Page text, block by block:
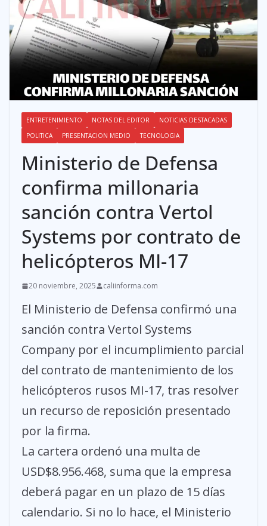
ENTRETENIMIENTO NOTAS DEL EDITOR
NOTICIAS DESTACADAS
POLITICA
PRESENTACION MEDIO TECNOLOGIA
Ministerio de Defensa
confirma millonaria
sanción contra Vertol
Systems por contrato de
helicópteros MI-17
20 noviembre, 2025 caliinforma.com
El Ministerio de Defensa confirmó una
sanción contra Vertol Systems
Company por el incumplimiento parcial
del contrato de mantenimiento de los
helicópteros rusos MI-17, tras resolver
un recurso de reposición presentado
por la firma.
La cartera ordenó una multa de
USD$8.956.468, suma que la empresa
deberá pagar en un plazo de 15 días
calendario. Si no lo hace, el Ministerio